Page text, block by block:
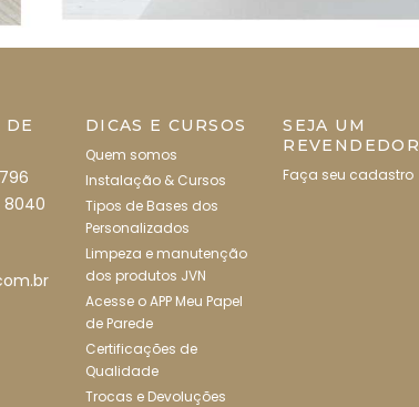
DE
8040
DICAS E CURSOS
Quem somos
Instalação & Cursos
Tipos de Bases dos
Personalizados
Limpeza e manutenção
dos produtos JVN
Acesse o APP Meu Papel
de Parede
Certificações de
Qualidade
Trocas e Devoluções
SEJA UM
REVENDEDOR
Faça seu cadastro